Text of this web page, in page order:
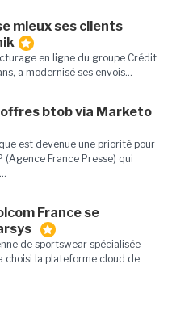
mieux ses clients
en ligne du groupe Crédit
a modernisé ses envois...
offres btob via Marketo
est devenue une priorité pour
(Agence France Presse) qui
France se
de sportswear spécialisée
choisi la plateforme cloud de